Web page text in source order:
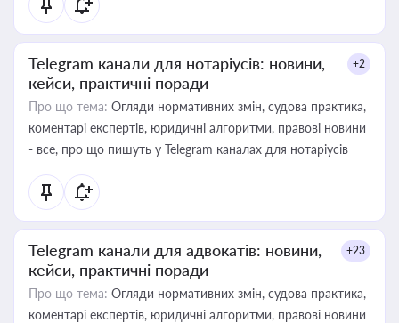
Telegram канали для нотаріусів: новини,
кейси, практичні поради
+2
Про що тема: Огляди нормативних змін, судова практика,
коментарі експертів, юридичні алгоритми, правові новини
- все, про що пишуть у Telegram каналах для нотаріусів
Telegram канали для адвокатів: новини,
кейси, практичні поради
+23
Про що тема: Огляди нормативних змін, судова практика,
коментарі експертів, юридичні алгоритми, правові новини